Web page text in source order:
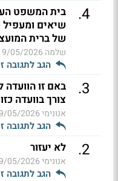
4
.
בית המשפט
שיאים
של ברית
שלמה 05/2026 19:30
הגב לתגובה
3
.
צורך בוועדה כזו.
אנונימי05/2026 19:08
הגב לתגובה
2
. לא יעזור
אנונימי05/2026 18:08
הגב לתגובה